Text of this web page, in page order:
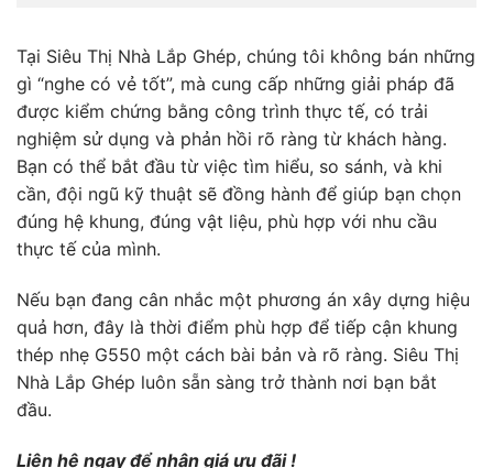
Tại Siêu Thị Nhà Lắp Ghép, chúng tôi không bán những
gì “nghe có vẻ tốt”, mà cung cấp những giải pháp đã
được kiểm chứng bằng công trình thực tế, có trải
nghiệm sử dụng và phản hồi rõ ràng từ khách hàng.
Bạn có thể bắt đầu từ việc tìm hiểu, so sánh, và khi
cần, đội ngũ kỹ thuật sẽ đồng hành để giúp bạn chọn
đúng hệ khung, đúng vật liệu, phù hợp với nhu cầu
thực tế của mình.
Nếu bạn đang cân nhắc một phương án xây dựng hiệu
quả hơn, đây là thời điểm phù hợp để tiếp cận khung
thép nhẹ G550 một cách bài bản và rõ ràng. Siêu Thị
Nhà Lắp Ghép luôn sẵn sàng trở thành nơi bạn bắt
đầu.
Liên hệ ngay để nhận giá ưu đãi !